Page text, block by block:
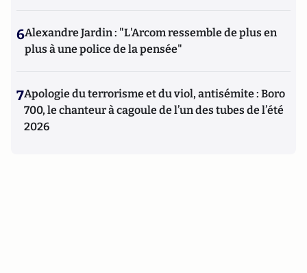
6Alexandre Jardin : "L'Arcom ressemble de plus en
plus à une police de la pensée"
7Apologie du terrorisme et du viol, antisémite : Boro
700, le chanteur à cagoule de l’un des tubes de l’été
2026